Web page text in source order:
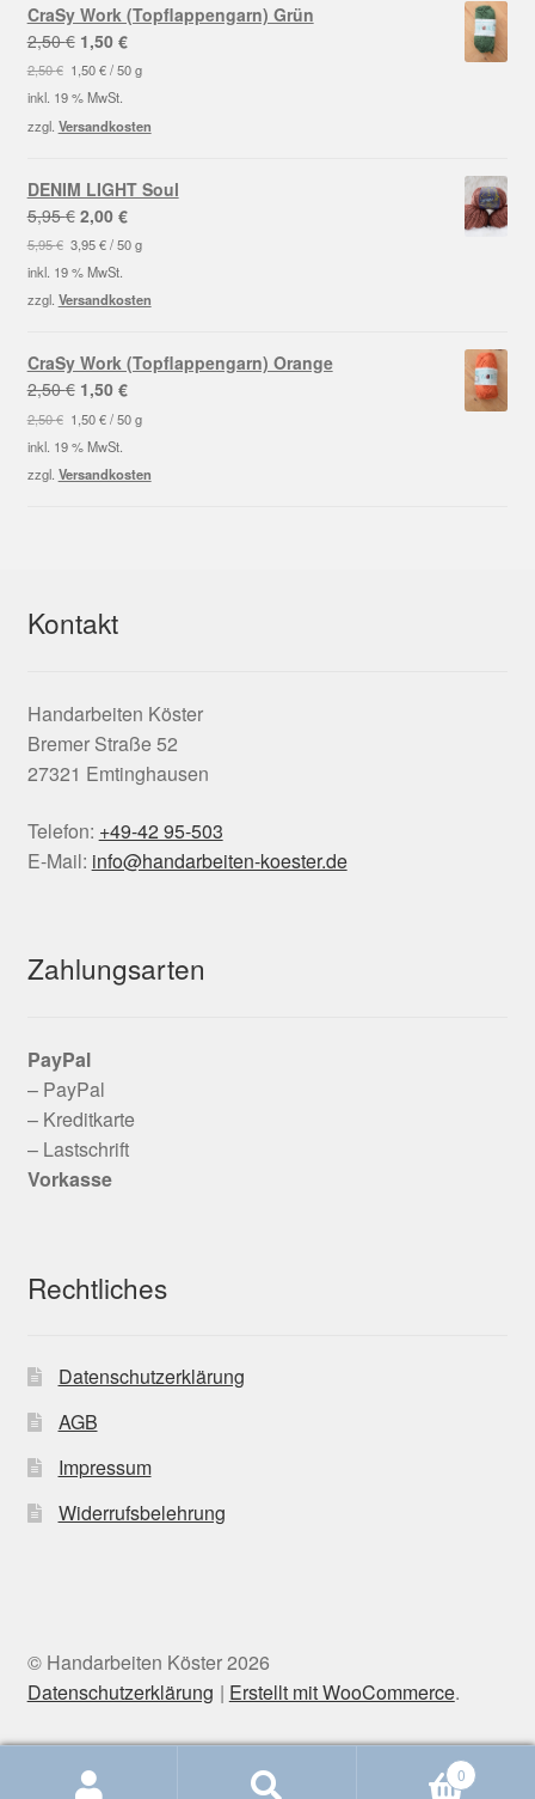
CraSy Work (Topflappengarn) Grün
2,50€ Ursprünglicher
Preis
war:
2,50 €
1,50 €Aktueller
Preis
1,50 €.
2,50€ 1,50€/50 g
inkl. 19 % MwSt.
zzgl. Versandkosten
DENIM LIGHT Soul
5,95€ Ursprünglicher
Preis
war:
5,95 €
2,00 €Aktueller
Preis
2,00 €.
5,95€ 3,95€/50 g
inkl. 19 % MwSt.
zzgl. Versandkosten
CraSy Work (Topflappengarn) Orange
2,50€ Ursprünglicher
Preis
war:
2,50 €
1,50 €Aktueller
Preis
1,50 €.
2,50€ 1,50€/50 g
inkl. 19 % MwSt.
zzgl. Versandkosten
Kontakt
Handarbeiten Köster
Bremer Straße 52
27321 Emtinghausen
Telefon: +49-42 95-503
E-Mail: info@handarbeiten-koester.de
Zahlungsarten
PayPal
– PayPal
– Kreditkarte
– Lastschrift
Vorkasse
Rechtliches
Datenschutzerklärung
AGB
Impressum
Widerrufsbelehrung
© Handarbeiten Köster 2026
Datenschutzerklärung
Erstellt mit WooCommerce.
0